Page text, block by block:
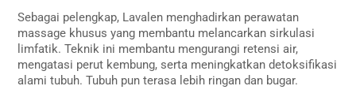
Sebagai pelengkap, Lavalen menghadirkan perawatan
massage khusus yang membantu melancarkan sirkulasi
limfatik. Teknik ini membantu mengurangi retensi air,
mengatasi perut kembung, serta meningkatkan detoksifikasi
alami tubuh. Tubuh pun terasa lebih ringan dan bugar.